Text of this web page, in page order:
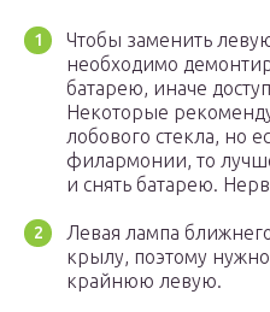
Чтобы заменить
необходимо
батарею, иначе
Некоторые
лобового стекла, но
филармонии, то
и снять батарею.
Левая лампа
крылу, поэтому
крайнюю левую.